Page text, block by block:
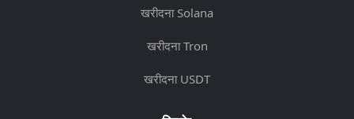
खरीदना Solana
खरीदना Tron
खरीदना USDT